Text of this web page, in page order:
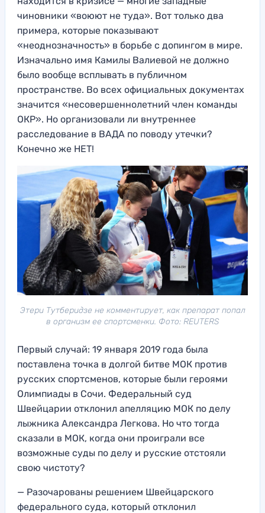
чиновники «воюют не туда». Вот только два
примера, которые показывают
«неоднозначность» в борьбе с допингом в мире.
Изначально имя Камилы Валиевой не должно
было вообще всплывать в публичном
пространстве. Во всех официальных документах
значится «несовершеннолетний член команды
ОКР». Но организовали ли внутреннее
расследование в ВАДА по поводу утечки?
Конечно же НЕТ!
Этери Тутберидзе не комментирует, как препарат попал
в организм ее спортсменки. Фото: REUTERS
Первый случай: 19 января 2019 года была
поставлена точка в долгой битве МОК против
русских спортсменов, которые были героями
Олимпиады в Сочи. Федеральный суд
Швейцарии отклонил апелляцию МОК по делу
лыжника Александра Легкова. Но что тогда
сказали в МОК, когда они проиграли все
возможные суды по делу и русские отстояли
свою чистоту?
— Разочарованы решением Швейцарского
федерального суда, который отклонил